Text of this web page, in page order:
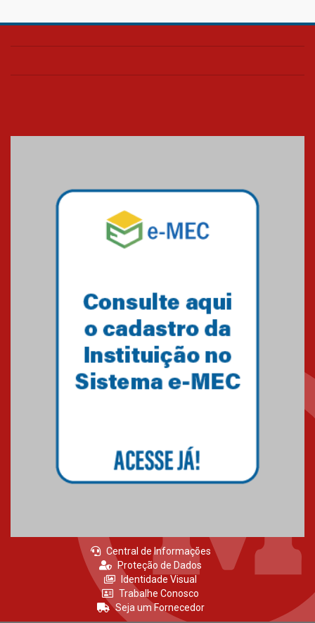
Central de Informações
Proteção de Dados
Identidade Visual
Trabalhe Conosco
Seja um Fornecedor